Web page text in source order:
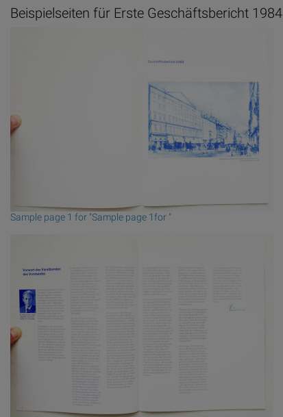
Beispielseiten für Erste Geschäftsbericht 1984
Sample page 1 for "Sample page 1for "